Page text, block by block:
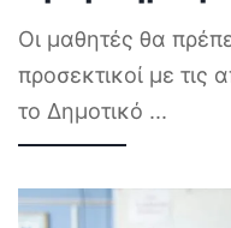
Οι μαθητές θα
προσεκτικοί με τις
το Δημοτικό ...